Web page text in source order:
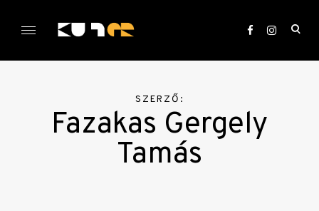
KULTer.hu
SZERZŐ:
Fazakas Gergely
Tamás